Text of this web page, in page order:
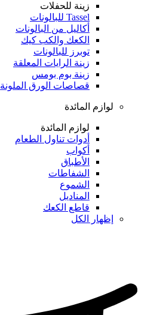
زينة للحفلات
Tassel للبالونات
أكاليل من البالونات
الكعك والكب كيك
توبرز للبالونات
زينة الرايات المعلقة
زينة بوم بومس
قصاصات الورق الملونة
لوازم المائدة
لوازم المائدة
أدوات تناول الطعام
أكواب
الأطباق
الشفاطات
الشموع
المناديل
قاطع الكعك
إظهار الكل